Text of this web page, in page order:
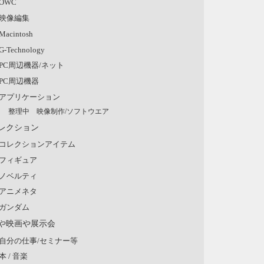
像編集
Technology
周辺機器/ネット
周辺機器
プリケーション
整理中 映像制作/ソフトウエア
クション
レクションアイテム
ィギュア
ベルティ
ニメネタ
ンダム
映画や展示会
分の仕事/セミナー等
/ 音楽